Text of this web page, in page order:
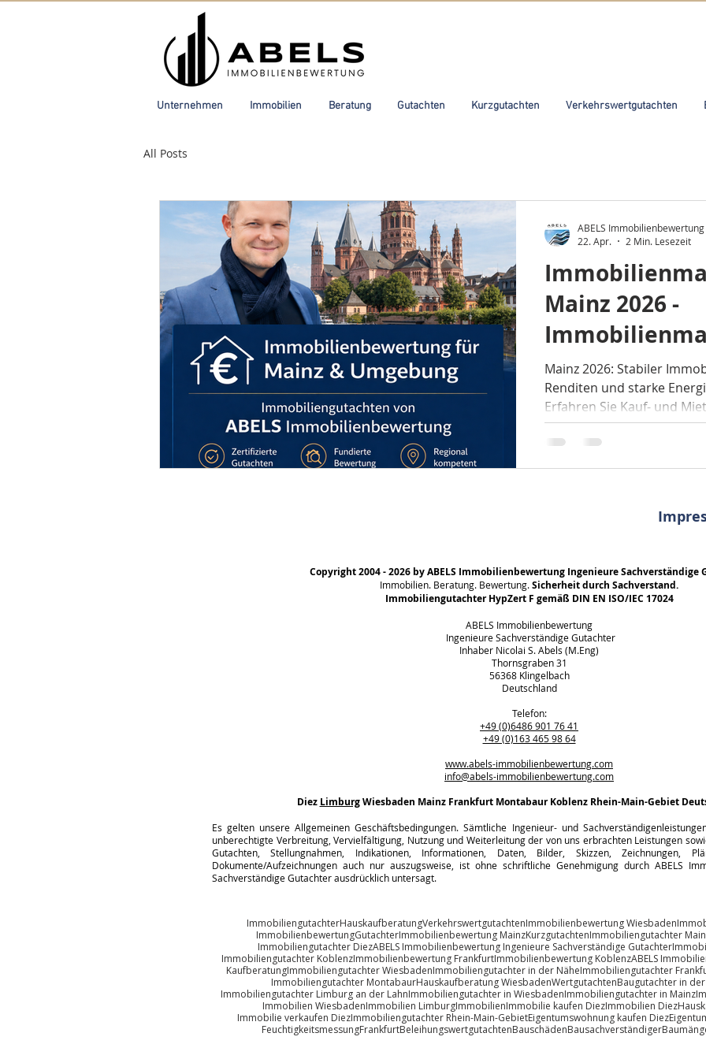
Unternehmen Immobilien Beratung Gutachten Kurzgutachten Verkehrswertgutachten
All Posts
Mainz 2026 -
Preise,
Mainz 2026: Stabiler
Renditen und starke
Erfahren Sie Kauf- und
Trends.
ABELS Immobilienbewertung
22. Apr.
2 Min. Lesezeit
Copyright 2004 - 2026 by ABELS Immobilienbewertung Ingenieure Sachverständige
Immobilien. Beratung. Bewertung.Sicherheit durch Sachverstand.
Immobiliengutachter HypZert F gemäß DIN EN ISO/IEC 17024
ABELS Immobilienbewertung
Ingenieure Sachverständige Gutachter
Inhaber Nicolai S. Abels (M.Eng)
Thornsgraben 31
56368 Klingelbach
Deutschland
Telefon:
+49 (0)6486 901 76 41
+49 (0)163 465 98 64
www.abels-immobilienbewertung.com
info@abels-immobilienbewertung.com
Diez LimburgWiesbaden Mainz Frankfurt Montabaur Koblenz Rhein-Main-Gebiet
Es gelten unsere Allgemeinen Geschäftsbedingungen. Sämtliche Ingenieur- und
unberechtigte Verbreitung, Vervielfältigung, Nutzung und Weiterleitung der von uns erbrachten Leistungen
Gutachten, Stellungnahmen, Indikationen, Informationen, Daten, Bilder, Skizzen, Zeichnungen,
Dokumente/Aufzeichnungen auch nur auszugsweise, ist ohne schriftliche Genehmigung durch ABELS
Sachverständige Gutachter ausdrücklich untersagt.
ImmobiliengutachterHauskaufberatungVerkehrswertgutachtenImmobilienbewertung Wiesbaden
ImmobilienbewertungGutachterImmobilienbewertung MainzKurzgutachtenImmobiliengutachter
Immobiliengutachter DiezABELS Immobilienbewertung Ingenieure Sachverständige Gutachter
Immobiliengutachter KoblenzImmobilienbewertung FrankfurtImmobilienbewertung KoblenzABELS
KaufberatungImmobiliengutachter WiesbadenImmobiliengutachter in der NäheImmobiliengutachter
Immobiliengutachter MontabaurHauskaufberatung WiesbadenWertgutachtenBaugutachter in
Immobiliengutachter Limburg an der LahnImmobiliengutachter in WiesbadenImmobiliengutachter in Mainz
Immobilien WiesbadenImmobilien LimburgImmobilienImmobilie kaufen DiezImmobilien Diez
Immobilie verkaufen DiezImmobiliengutachter Rhein-Main-GebietEigentumswohnung kaufen Diez
FeuchtigkeitsmessungFrankfurtBeleihungswertgutachtenBauschädenBausachverständiger